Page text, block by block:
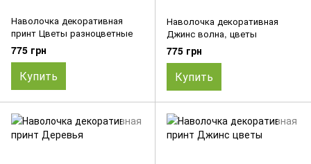
Наволочка декоративная
принт Цветы разноцветные
775 грн
Купить
Наволочка декоративная
Джинс волна, цветы
775 грн
Купить